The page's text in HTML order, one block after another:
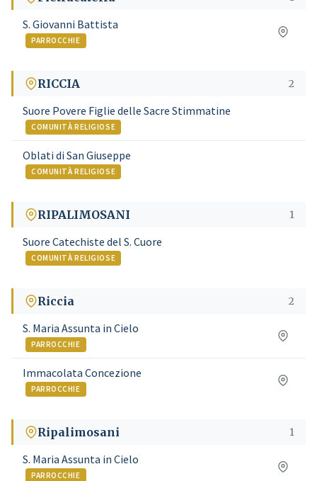
S. Giovanni Battista
PARROCCHIE
RICCIA 2
Suore Povere Figlie delle Sacre Stimmatine
COMUNITÀ RELIGIOSE
Oblati di San Giuseppe
COMUNITÀ RELIGIOSE
RIPALIMOSANI 1
Suore Catechiste del S. Cuore
COMUNITÀ RELIGIOSE
Riccia 2
S. Maria Assunta in Cielo
PARROCCHIE
Immacolata Concezione
PARROCCHIE
Ripalimosani 1
S. Maria Assunta in Cielo
PARROCCHIE